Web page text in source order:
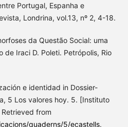
Portugal, Espanha e
Londrina, vol.13, nº 2, 4-18.
da Questão Social: uma
de Iraci D. Poleti. Petrópolis, Rio
e identidad in Dossier-
5 Los valores hoy. 5. [Instituto
from
quaderns/5/ecastells.